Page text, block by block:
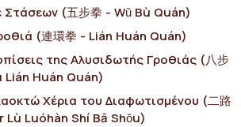
Στάσεων (五步拳 - Wǔ Bù Quán)
(連環拳 - Lián Huán Quán)
της Αλυσιδωτής Γροθιάς (八步
Lián Huán Quán)
Χέρια του Διαφωτισμένου (二路
Lù Luóhàn Shí Bā Shǒu)